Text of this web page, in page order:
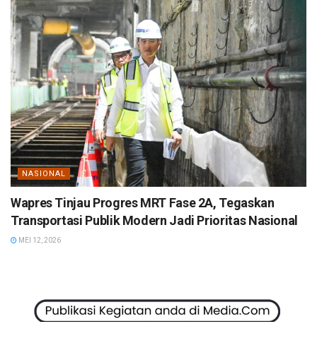
NASIONAL
Wapres Tinjau Progres MRT Fase 2A, Tegaskan
Transportasi Publik Modern Jadi Prioritas Nasional
MEI 12, 2026